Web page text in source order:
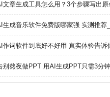
文章生成工具怎么用？3个步骤写出原
生成音乐软件免费版哪家强 实测推荐_
作词软件到底好不好用 真实体验告诉
别熬夜做PPT 用AI生成PPT只需3分钟_